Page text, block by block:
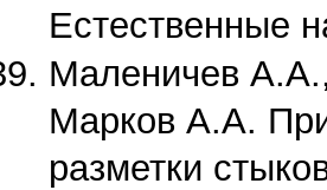
Естественные
Маленичев
Марков А.А.
разметки